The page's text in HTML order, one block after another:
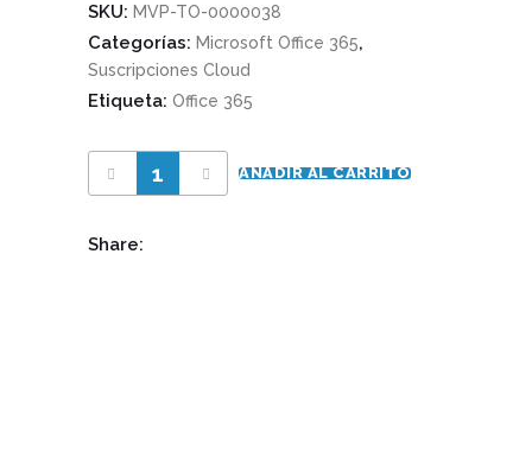
original
era:
actual
SKU: MVP-TO-0000038
Categorías: Microsoft Office 365,
Suscripciones Cloud
Etiqueta: Office 365
AÑADIR AL CARRITO
Share: